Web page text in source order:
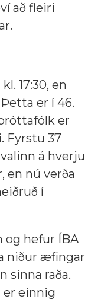
að fleiri
17:30, en
er í 46.
er
Fyrstu 37
á hverju
en nú verða
í
og hefur ÍBA
niður æfingar
sinna raða.
er einnig